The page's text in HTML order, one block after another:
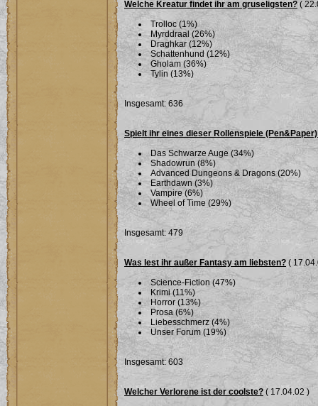
Welche Kreatur findet ihr am gruseligsten?(
Trolloc (1%)
Myrddraal (26%)
Draghkar (12%)
Schattenhund (12%)
Gholam (36%)
Tylin (13%)
Insgesamt: 636
Spielt ihr eines dieser Rollenspiele
Das Schwarze Auge (34%)
Shadowrun (8%)
Advanced Dungeons & Dragons (20%)
Earthdawn (3%)
Vampire (6%)
Wheel of Time (29%)
Insgesamt: 479
Was lest ihr außer Fantasy am liebsten? (
Science-Fiction (47%)
Krimi (11%)
Horror (13%)
Prosa (6%)
Liebesschmerz (4%)
Unser Forum (19%)
Insgesamt: 603
Welcher Verlorene ist der coolste? ( 17.04.02 )